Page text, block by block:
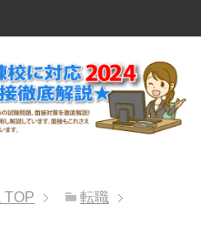
TOP 転職